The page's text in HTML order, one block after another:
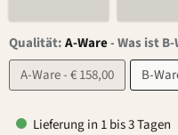
Qualität:A-Ware-Was ist
A-Ware - € 158,00
Lieferung in 1 bis 3 Tagen